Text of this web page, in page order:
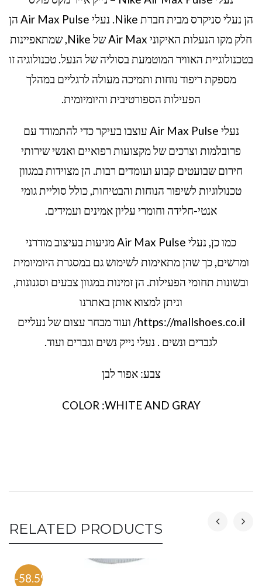
הן נעלי סניקרס מבית חברת Nike. נעלי Air Max Pulse הן
חלק מקו הנעלות האיקוני Air Max של Nike, שמתאפיינות
בטכנולוגיית האוויר המוטמעת בסוליה של הנעל. טכנולוגיה זו
מספקת ריפוד נוחות ותמיכה מעולה לרגליים במהלך
הפעילות הספורטיבית והיומיומית.
נעלי Air Max Pulse עוצבו בעיקר כדי להתמודד עם
פרובלמות וצרכים של מקצועות רפואיים ואנשי שירותי
חירום שבועטים קבוע ועומדים רבות. הן מצוידות במגוון
טכנולוגיות לשיפור הנוחות והבטיחות, כולל סוליית גומי
אנטי-חלידה וחומרי עליון אמינים ועמידים.
כמו כן, נעלי Air Max Pulse מגיעות בעיצוב מודרני
ומרשים, כך שהן מתאימות לשימוש גם במסגרת היומיומית
ובשונות תחומי הפעילות. הן זמינות במגוון צבעים וסגנונות,
וניתן למצוא אותן באתרנו
https://mallshoes.co.il/ ועוד מבחר עצום של נעליים
לגברים ונשים . נעלי נייק נשים וגברים ועוד.
צבע: אפור לבן
COLOR :WHITE AND GRAY
RELATED PRODUCTS
-58.5%